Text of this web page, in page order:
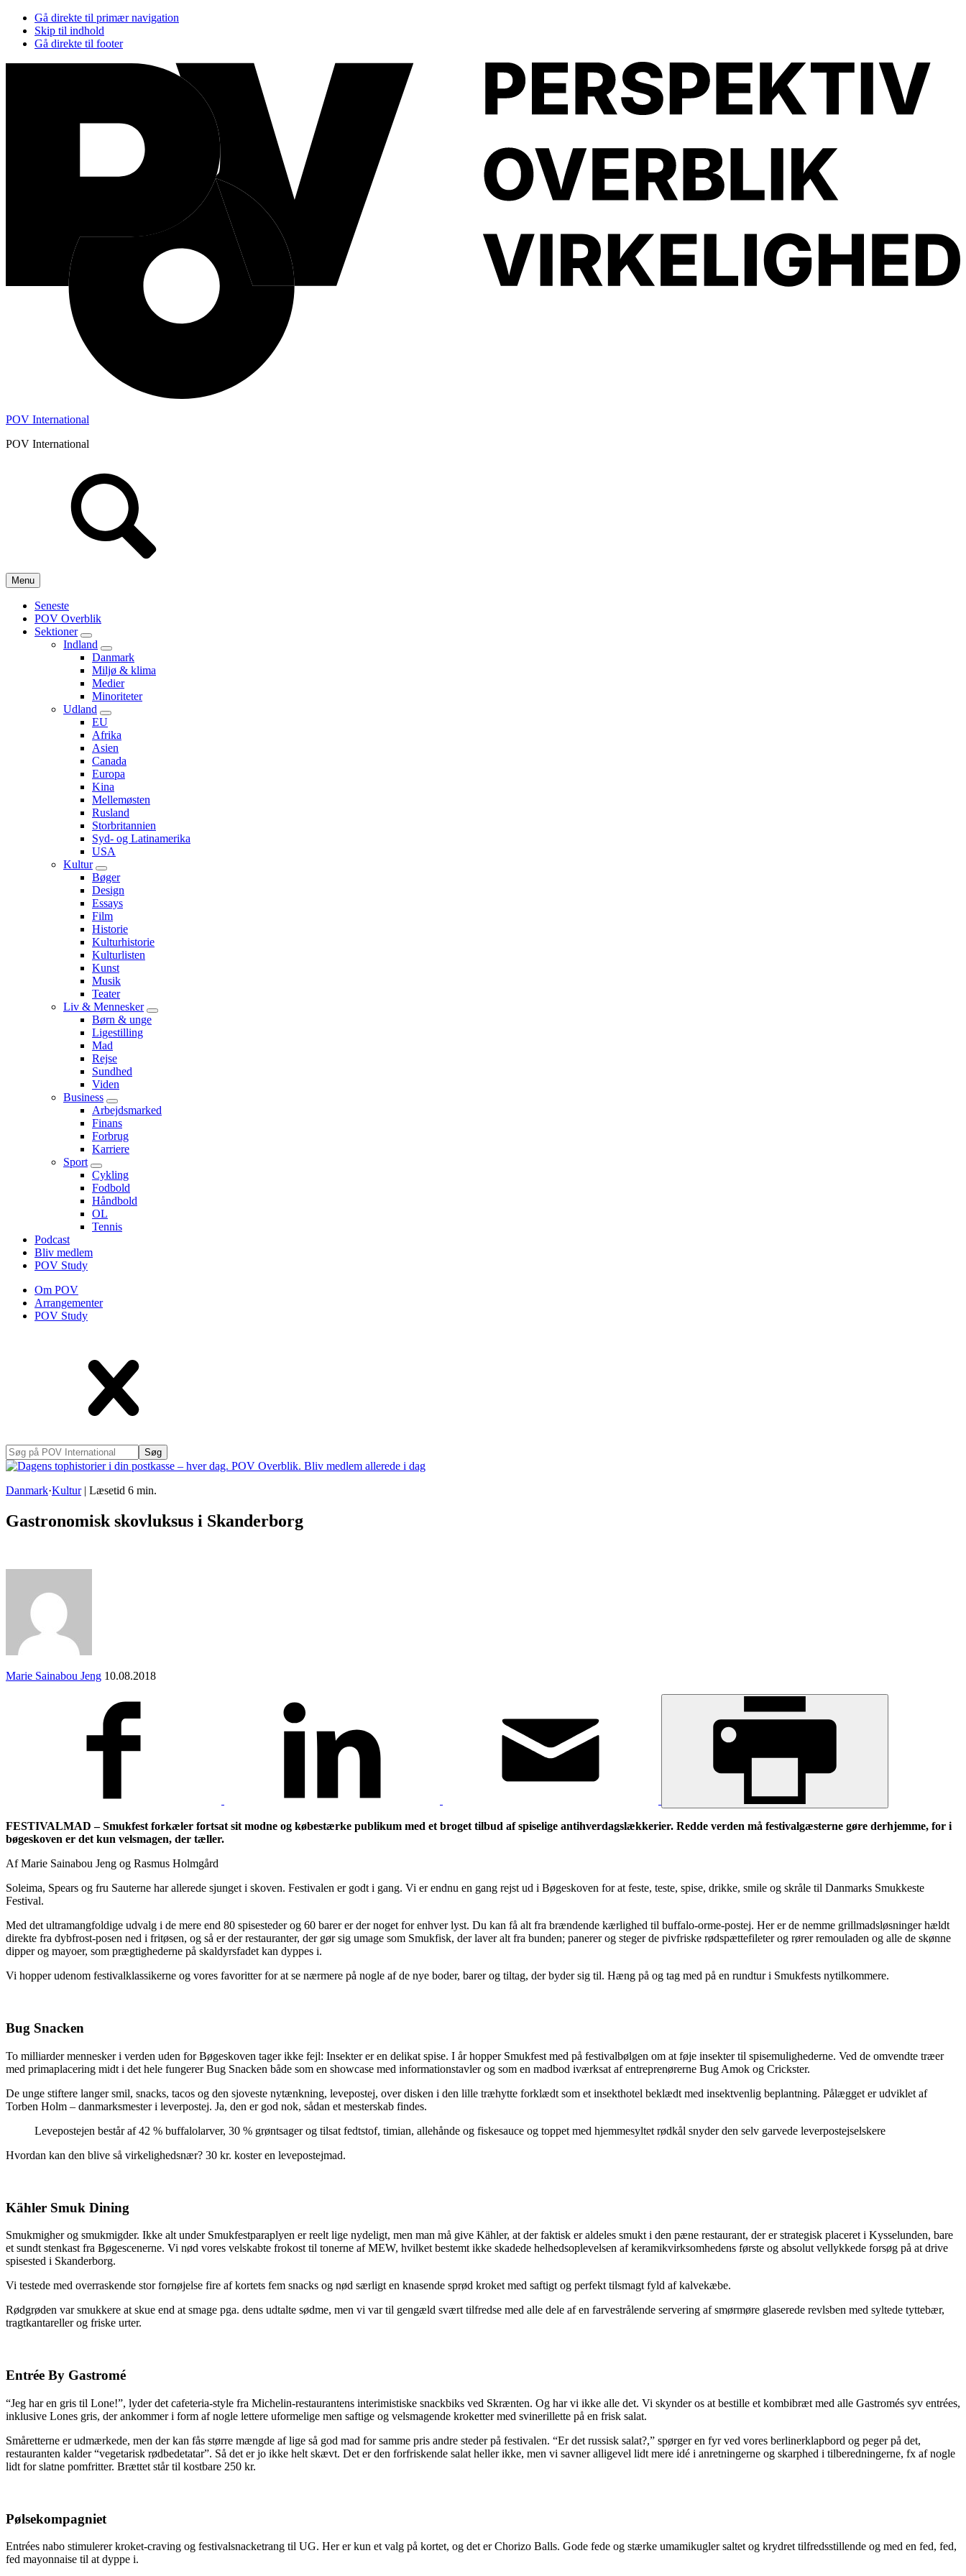
Gå direkte til primær navigation
Skip til indhold
Gå direkte til footer
POV International
POV International
Menu
Seneste
POV Overblik
Sektioner
Submenu
Indland
Submenu
Danmark
Miljø & klima
Medier
Minoriteter
Udland
Submenu
EU
Afrika
Asien
Canada
Europa
Kina
Mellemøsten
Rusland
Storbritannien
Syd- og Latinamerika
USA
Kultur
Submenu
Bøger
Design
Essays
Film
Historie
Kulturhistorie
Kulturlisten
Kunst
Musik
Teater
Liv & Mennesker
Submenu
Børn & unge
Ligestilling
Mad
Rejse
Sundhed
Viden
Business
Submenu
Arbejdsmarked
Finans
Forbrug
Karriere
Sport
Submenu
Cykling
Fodbold
Håndbold
OL
Tennis
Podcast
Bliv medlem
POV Study
Om POV
Arrangementer
POV Study
Søg
på
International
Danmark·Kultur | Læsetid 6 min.
Gastronomisk skovluksus i Skanderborg
Marie Sainabou Jeng 10.08.2018
FESTIVALMAD – Smukfest forkæler fortsat sit modne og købestærke publikum med et broget tilbud af spiselige antihverdagslækkerier. Redde verden må festivalgæsterne gøre derhjemme, for i
bøgeskoven er det kun velsmagen, der tæller.
Af Marie Sainabou Jeng og Rasmus Holmgård
Soleima, Spears og fru Sauterne har allerede sjunget i skoven. Festivalen er godt i gang. Vi er endnu en gang rejst ud i Bøgeskoven for at feste, teste, spise, drikke, smile og skråle til Danmarks Smukkeste
Festival.
Med det ultramangfoldige udvalg i de mere end 80 spisesteder og 60 barer er der noget for enhver lyst. Du kan få alt fra brændende kærlighed til buffalo-orme-postej. Her er de nemme grillmadsløsninger hældt
direkte fra dybfrost-posen ned i fritøsen, og så er der restauranter, der gør sig umage som Smukfisk, der laver alt fra bunden; panerer og steger de pivfriske rødspættefileter og rører remouladen og alle de skønne
dipper og mayoer, som prægtighederne på skaldyrsfadet kan dyppes i.
Vi hopper udenom festivalklassikerne og vores favoritter for at se nærmere på nogle af de nye boder, barer og tiltag, der byder sig til. Hæng på og tag med på en rundtur i Smukfests nytilkommere.
Bug Snacken
To milliarder mennesker i verden uden for Bøgeskoven tager ikke fejl: Insekter er en delikat spise. I år hopper Smukfest med på festivalbølgen om at føje insekter til spisemulighederne. Ved de omvendte træer
med primaplacering midt i det hele fungerer Bug Snacken både som en showcase med informationstavler og som en madbod iværksat af entreprenørerne Bug Amok og Crickster.
De unge stiftere langer smil, snacks, tacos og den sjoveste nytænkning, levepostej, over disken i den lille træhytte forklædt som et insekthotel beklædt med insektvenlig beplantning. Pålægget er udviklet af
Torben Holm – danmarksmester i leverpostej. Ja, den er god nok, sådan et mesterskab findes.
Levepostejen består af 42 % buffalolarver, 30 % grøntsager og tilsat fedtstof, timian, allehånde og fiskesauce og toppet med hjemmesyltet rødkål snyder den selv garvede leverpostejselskere
Hvordan kan den blive så virkelighedsnær? 30 kr. koster en levepostejmad.
Kähler Smuk Dining
Smukmigher og smukmigder. Ikke alt under Smukfestparaplyen er reelt lige nydeligt, men man må give Kähler, at der faktisk er aldeles smukt i den pæne restaurant, der er strategisk placeret i Kysselunden, bare
et sundt stenkast fra Bøgescenerne. Vi nød vores velskabte frokost til tonerne af MEW, hvilket bestemt ikke skadede helhedsoplevelsen af keramikvirksomhedens første og absolut vellykkede forsøg på at drive
spisested i Skanderborg.
Vi testede med overraskende stor fornøjelse fire af kortets fem snacks og nød særligt en knasende sprød kroket med saftigt og perfekt tilsmagt fyld af kalvekæbe.
Rødgrøden var smukkere at skue end at smage pga. dens udtalte sødme, men vi var til gengæld svært tilfredse med alle dele af en farvestrålende servering af smørmøre glaserede revlsben med syltede tyttebær,
tragtkantareller og friske urter.
Entrée By Gastromé
“Jeg har en gris til Lone!”, lyder det cafeteria-style fra Michelin-restaurantens interimistiske snackbiks ved Skrænten. Og har vi ikke alle det. Vi skynder os at bestille et kombibræt med alle Gastromés syv entrées,
inklusive Lones gris, der ankommer i form af nogle lettere uformelige men saftige og velsmagende kroketter med svinerillette på en frisk salat.
Småretterne er udmærkede, men der kan fås større mængde af lige så god mad for samme pris andre steder på festivalen. “Er det russisk salat?,” spørger en fyr ved vores berlinerklapbord og peger på det,
restauranten kalder “vegetarisk rødbedetatar”. Så det er jo ikke helt skævt. Det er den forfriskende salat heller ikke, men vi savner alligevel lidt mere idé i anretningerne og skarphed i tilberedningerne, fx af nogle
lidt for slatne pomfritter. Brættet står til kostbare 250 kr.
Pølsekompagniet
Entrées nabo stimulerer kroket-craving og festivalsnacketrang til UG. Her er kun et valg på kortet, og det er Chorizo Balls. Gode fede og stærke umamikugler saltet og krydret tilfredsstillende og med en fed, fed,
fed mayonnaise til at dyppe i.